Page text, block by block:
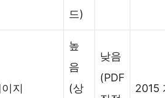
드)
지
높
음
(상
낮음
(PDF
2015